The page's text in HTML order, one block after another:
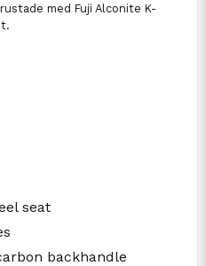
med Fuji Alconite K-
seat
backhandle